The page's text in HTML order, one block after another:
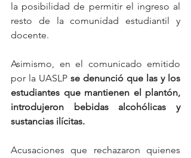
la posibilidad de permitir el ingreso al
resto de la comunidad estudiantil y
docente.
Asimismo, en el comunicado emitido
por la UASLP se denunció que las y los
estudiantes que mantienen el plantón,
introdujeron bebidas alcohólicas y
sustancias ilícitas.
Acusaciones que rechazaron quienes